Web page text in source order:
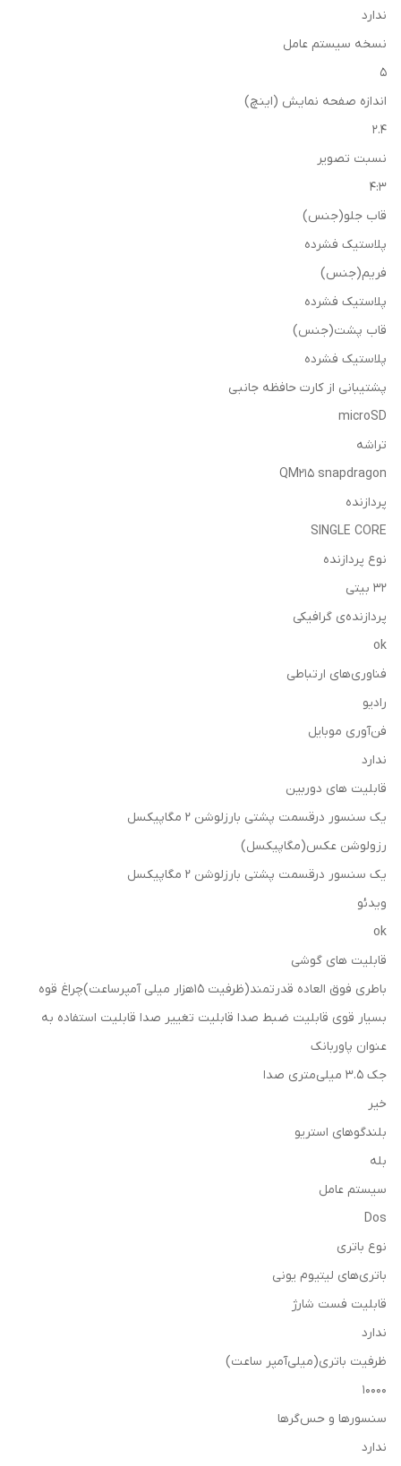
ندارد
نسخه سیستم عامل
5
اندازه صفحه نمایش (اینچ)
2.4
نسبت تصویر
4:3
قاب جلو(جنس)
پلاستیک فشرده
فریم(جنس)
پلاستیک فشرده
قاب پشت(جنس)
پلاستیک فشرده
پشتیبانی از کارت حافظه جانبی
microSD
تراشه
QM215 snapdragon
پردازنده
SINGLE CORE
نوع پردازنده
32 بیتی
پردازنده‌ی گرافیکی
ok
فناوری‌های ارتباطی
رادیو
فن‌آوری موبایل
ندارد
قابلیت های دوربین
یک سنسور درقسمت پشتی بارزلوشن ۲ مگاپیکسل
رزولوشن عکس(مگاپیکسل)
یک سنسور درقسمت پشتی بارزلوشن ۲ مگاپیکسل
ویدئو
ok
قابلیت های گوشی
باطری فوق العاده قدرتمند(ظرفیت 15هزار میلی آمپرساعت)چراغ قوه
بسیار قوی قابلیت ضبط صدا قابلیت تغییر صدا قابلیت استفاده به
عنوان پاوربانک
جک ۳.۵ میلی‌متری صدا
خیر
بلندگوهای استریو
بله
سیستم عامل
Dos
نوع باتری
باتری‌های لیتیوم‌ یونی
قابلیت فست شارژ
ندارد
ظرفیت باتری(میلی‌آمپر ساعت)
10000
سنسورها و حس‌گرها
ندارد